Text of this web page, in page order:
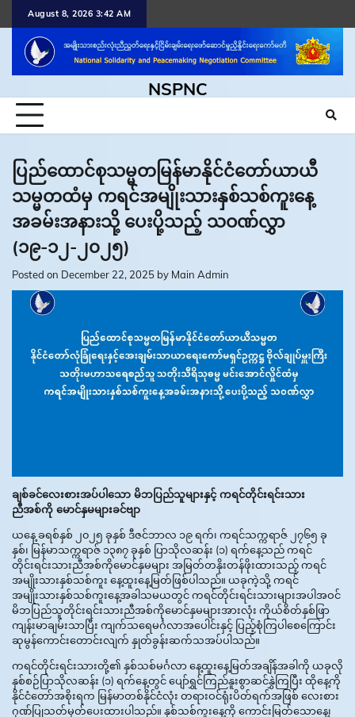
content
August 8, 2026 3:42 AM
NSPNC
ပြည်ထောင်စုသမ္မတမြန်မာနိုင်ငံတော်ယာယီ
သမ္မတထံမှ ကရင်အမျိုးသားနှစ်သစ်ကူးနေ့
အခမ်းအနားသို့ ပေးပို့သည့် သဝဏ်လွှာ
(၁၉-၁၂-၂၀၂၅)
Posted on December 22, 2025 by Main Admin
ချစ်ခင်လေးစားအပ်ပါသော မိဘပြည်သူများနှင့် ကရင်တိုင်းရင်းသား
ညီအစ်ကို မောင်နှမများခင်ဗျာ
ယနေ့ ခရစ်နှစ် ၂၀၂၅ ခုနှစ် ဒီဇင်ဘာလ ၁၉ ရက်၊ ကရင်သက္ကရာဇ် ၂၇၆၅ ခု
နှစ်၊ မြန်မာသက္ကရာဇ် ၁၃၈၇ ခုနှစ် ပြာသိုလဆန်း (၁) ရက်နေ့သည် ကရင်
တိုင်းရင်းသားညီအစ်ကိုမောင်နှမများ အမြတ်တနိုးတန်ဖိုးထားသည့် ကရင်
အမျိုးသားနှစ်သစ်ကူး နေ့ထူးနေ့မြတ်ဖြစ်ပါသည်။ ယခုကဲ့သို့ ကရင်
အမျိုးသားနှစ်သစ်ကူးနေ့အခါသမယတွင် ကရင်တိုင်းရင်းသားများအပါအဝင်
မိဘပြည်သူတိုင်းရင်းသားညီအစ်ကိုမောင်နှမများအားလုံး ကိုယ်စိတ်နှစ်ဖြာ
ကျန်းမာချမ်းသာပြီး ကျက်သရေမင်္ဂလာအပေါင်းနှင့် ပြည့်စုံကြပါစေကြောင်း
ဆုမွန်ကောင်းတောင်းလျက် နှုတ်ခွန်းဆက်သအပ်ပါသည်။
ကရင်တိုင်းရင်းသားတို့၏ နှစ်သစ်မင်္ဂလာ နေ့ထူးနေ့မြတ်အချိန်အခါကို ယခုလို
နှစ်စဉ်ပြာသိုလဆန်း (၁) ရက်နေ့တွင် ပျော်ရွှင်ကြည်နူးစွာဆင်နွှဲကြပြီး ထိုနေ့ကို
နိုင်ငံတော်အစိုးရက မြန်မာတစ်နိုင်ငံလုံး တရားဝင်ရုံးပိတ်ရက်အဖြစ် လေးစား
ဂုဏ်ပြုသတ်မှတ်ပေးထားပါသည်။ နှစ်သစ်ကူးနေ့ကို ကောင်းမြတ်သောနေ့၊